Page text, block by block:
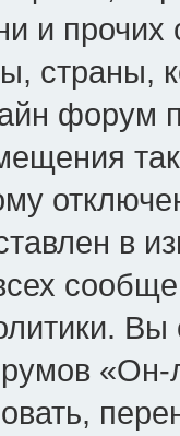
и
страны,
форум
в